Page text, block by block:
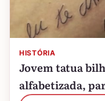
HISTÓRIA
Jovem tatua
alfabetizada,